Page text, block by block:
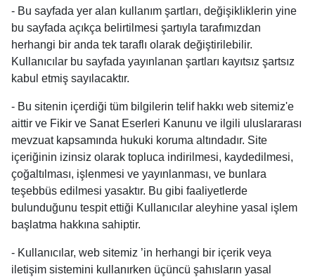
- Bu sayfada yer alan kullanım şartları, değişikliklerin yine
bu sayfada açıkça belirtilmesi şartıyla tarafımızdan
herhangi bir anda tek taraflı olarak değiştirilebilir.
Kullanıcılar bu sayfada yayınlanan şartları kayıtsız şartsız
kabul etmiş sayılacaktır.
- Bu sitenin içerdiği tüm bilgilerin telif hakkı web sitemiz'e
aittir ve Fikir ve Sanat Eserleri Kanunu ve ilgili uluslararası
mevzuat kapsamında hukuki koruma altındadır. Site
içeriğinin izinsiz olarak topluca indirilmesi, kaydedilmesi,
çoğaltılması, işlenmesi ve yayınlanması, ve bunlara
teşebbüs edilmesi yasaktır. Bu gibi faaliyetlerde
bulunduğunu tespit ettiği Kullanıcılar aleyhine yasal işlem
başlatma hakkına sahiptir.
- Kullanıcılar, web sitemiz ’in herhangi bir içerik veya
iletişim sistemini kullanırken üçüncü şahısların yasal